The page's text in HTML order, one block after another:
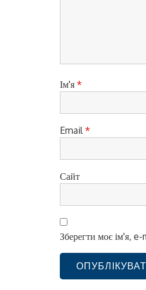
с
і
Ім'я *
Email *
Сайт
Зберегти моє ім'я, e-